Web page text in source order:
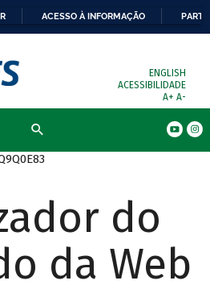
ACESSO À INFORMAÇÃO
ENGLISH
ACESSIBILIDADE
A+ A-
do
da Web